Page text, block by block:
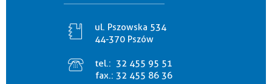
ul. Pszowska 534
44-370 Pszów
tel.: 32 455 95 51
fax.: 32 455 86 36